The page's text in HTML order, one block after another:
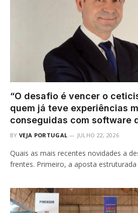
“O desafio é vencer o
quem já teve experiências
conseguidas com software
BY VEJA PORTUGAL JULHO 22, 2026
Quais as mais recentes novidades a
frentes. Primeiro, a aposta